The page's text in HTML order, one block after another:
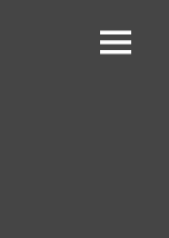
Menü